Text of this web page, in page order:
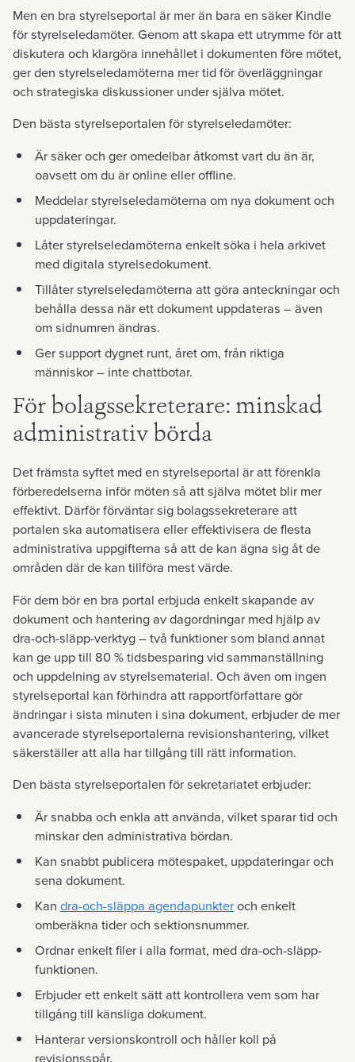
Men en bra styrelseportal är mer än bara en säker Kindle
för styrelseledamöter. Genom att skapa ett utrymme för att
diskutera och klargöra innehållet i dokumenten före mötet,
ger den styrelseledamöterna mer tid för överläggningar
och strategiska diskussioner under själva mötet.
Den bästa styrelseportalen för styrelseledamöter:
Är säker och ger omedelbar åtkomst vart du än är,
oavsett om du är online eller offline.
Meddelar styrelseledamöterna om nya dokument och
uppdateringar.
Låter styrelseledamöterna enkelt söka i hela arkivet
med digitala styrelsedokument.
Tillåter styrelseledamöterna att göra anteckningar och
behålla dessa när ett dokument uppdateras – även
om sidnumren ändras.
Ger support dygnet runt, året om, från riktiga
människor – inte chattbotar.
För bolagssekreterare: minskad
administrativ börda
Det främsta syftet med en styrelseportal är att förenkla
förberedelserna inför möten så att själva mötet blir mer
effektivt. Därför förväntar sig bolagssekreterare att
portalen ska automatisera eller effektivisera de flesta
administrativa uppgifterna så att de kan ägna sig åt de
områden där de kan tillföra mest värde.
För dem bör en bra portal erbjuda enkelt skapande av
dokument och hantering av dagordningar med hjälp av
dra-och-släpp-verktyg – två funktioner som bland annat
kan ge upp till 80 % tidsbesparing vid sammanställning
och uppdelning av styrelsematerial. Och även om ingen
styrelseportal kan förhindra att rapportförfattare gör
ändringar i sista minuten i sina dokument, erbjuder de mer
avancerade styrelseportalerna revisionshantering, vilket
säkerställer att alla har tillgång till rätt information.
Den bästa styrelseportalen för sekretariatet erbjuder:
Är snabba och enkla att använda, vilket sparar tid och
minskar den administrativa bördan.
Kan snabbt publicera mötespaket, uppdateringar och
sena dokument.
Kan dra-och-släppa agendapunkteroch enkelt
omberäkna tider och sektionsnummer.
Ordnar enkelt filer i alla format, med dra-och-släpp-
funktionen.
Erbjuder ett enkelt sätt att kontrollera vem som har
tillgång till känsliga dokument.
Hanterar versionskontroll och håller koll på
revisionsspår.